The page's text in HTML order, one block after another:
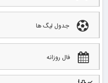
جدول لیگ ها
فال روزانه